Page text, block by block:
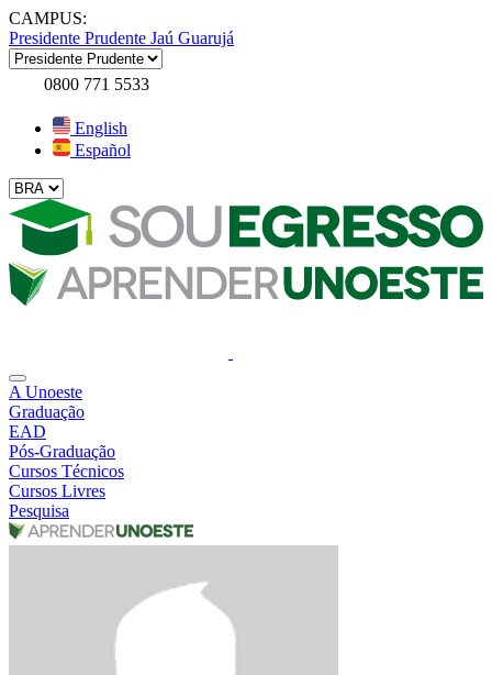
CAMPUS:
Presidente Prudente Jaú Guarujá
0800 771 5533
English
Español
A Unoeste
Graduação
EAD
Pós-Graduação
Cursos Técnicos
Cursos Livres
Pesquisa